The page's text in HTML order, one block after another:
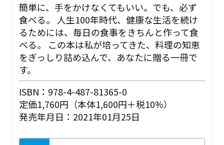
簡単に、手をかけなくてもいい。でも、必ず
食べる。 人生100年時代、健康な生活を続け
るためには、毎日の食事をきちんと作って食
べる。 この本は私が培ってきた、料理の知恵
をぎっしり詰め込んで、あなたに贈る一冊で
す。
ISBN：978-4-487-81365-0
定価1,760円（本体1,600円＋税10%）
発売年月日：2021年01月25日